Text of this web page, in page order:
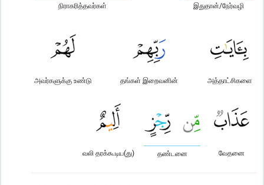
இதுதான்/நேர்வழி
நிராகரித்தவர்கள்
அத்தாட்சிகளை
தங்கள் இறைவனின்
அவர்களுக்கு உண்டு
வேதனை
தண்டனை
வலி தரக்கூடிய(து)